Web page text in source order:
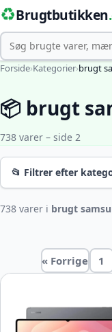
♻️Brugtbutikken
Søg
Forside›Kategorier›brugt
📦 brugt
738 varer – side 2
📂 Filtrer efter
738 varer i brugt
« Forrige 1